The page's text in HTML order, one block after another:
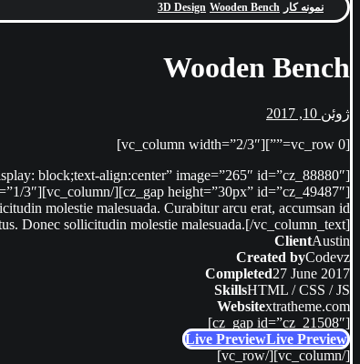
نمونه کار 3D Design Wooden Bench
Wooden Bench
ژوئن 10, 2017
[vc_row 0=””][vc_column width=”2/3″]
[cz_image css_position=”relative;display: block;text-align:center” image=”265″ id=”cz_88880″][cz_image css_position=”relative;display: block;text-align:center” image=”266″ id=”cz_92323″]
molestie malesuada. Curabitur arcu erat, accumsan id
Donec sollicitudin molestie malesuada.[/vc_column_text]
ClientAustin
Created byCodevz
Completed27 June 2017
SkillsHTML / CSS / JS
Websitextratheme.com
[cz_gap id=”cz_21508″]
Live PreviewLive Preview
[/vc_column][/vc_row]